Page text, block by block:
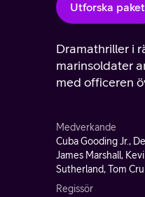
Utforska paket
Dramathriller i
marinsoldater
med officeren
Medverkande
Cuba Gooding Jr.,
James Marshall,
Sutherland, Tom
Regissör